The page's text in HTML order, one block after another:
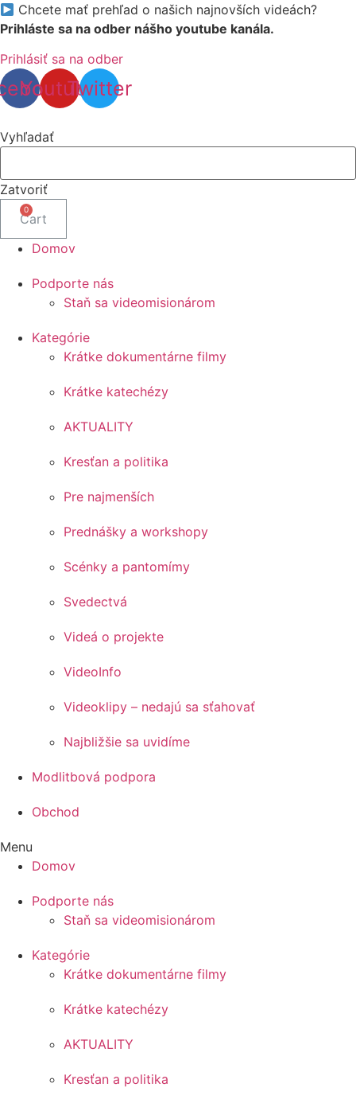
Chcete mať prehľad o našich najnovších videách?
Prihláste sa na odber nášho youtube kanála.
Prihlásiť sa na odber
YoutubeTwitter
Vyhľadať
Zatvoriť
Cart
Domov
Podporte nás
Staň sa videomisionárom
Kategórie
Krátke dokumentárne filmy
Krátke katechézy
AKTUALITY
Kresťan a politika
Pre najmenších
Prednášky a workshopy
Scénky a pantomímy
Svedectvá
Videá o projekte
VideoInfo
Videoklipy – nedajú sa sťahovať
Najbližšie sa uvidíme
Modlitbová podpora
Obchod
Menu
Domov
Podporte nás
Staň sa videomisionárom
Kategórie
Krátke dokumentárne filmy
Krátke katechézy
AKTUALITY
Kresťan a politika